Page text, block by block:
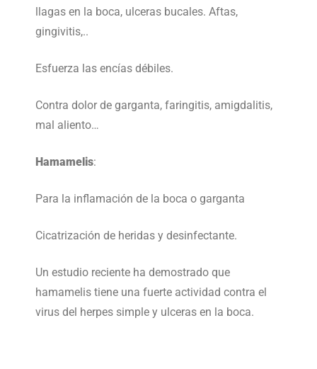
llagas en la boca, ulceras bucales. Aftas,
gingivitis,..
Esfuerza las encías débiles.
Contra dolor de garganta, faringitis, amigdalitis,
mal aliento…
Hamamelis:
Para la inflamación de la boca o garganta
Cicatrización de heridas y desinfectante.
Un estudio reciente ha demostrado que
hamamelis tiene una fuerte actividad contra el
virus del herpes simple y ulceras en la boca.